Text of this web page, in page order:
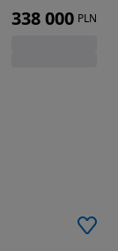
338 000 PLN